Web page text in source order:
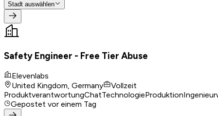
Stadt auswählen
Safety Engineer - Free Tier Abuse
Elevenlabs
United Kingdom, Germany
Vollzeit
ProduktverantwortungChatTechnologieProduktion
Gepostet vor einem Tag